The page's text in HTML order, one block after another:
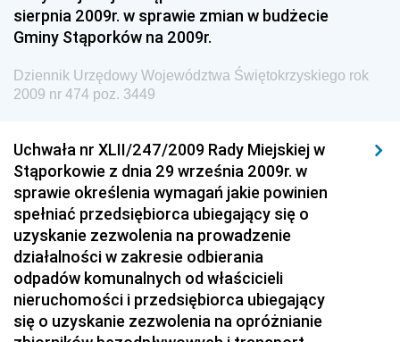
Dziennik Urzędowy Ministra Energii
Dziennik Urzędowy Ministra Sprawiedliwości
Dziennik Urzędowy Wyższego Urzędu Górniczego
Dziennik Urzędowy Prezesa Urzędu Transportu
Kolejowego
Dziennik Urzędowy Ministra Przedsiębiorczości i
Technologii
Dziennik Urzędowy Ministra Inwestycji i Rozwoju
Dziennik Urzędowy Naczelnego Dyrektora Archiwów
Państwowych
sierpnia 2009r. w sprawie zmian w budżecie
Gminy Stąporków na 2009r.
Dziennik Urzędowy Województwa Świętokrzyskiego rok
2009 nr 474 poz. 3449
Uchwała nr XLII/247/2009 Rady Miejskiej w
Stąporkowie z dnia 29 września 2009r. w
sprawie określenia wymagań jakie powinien
spełniać przedsiębiorca ubiegający się o
uzyskanie zezwolenia na prowadzenie
działalności w zakresie odbierania
odpadów komunalnych od właścicieli
nieruchomości i przedsiębiorca ubiegający
się o uzyskanie zezwolenia na opróżnianie